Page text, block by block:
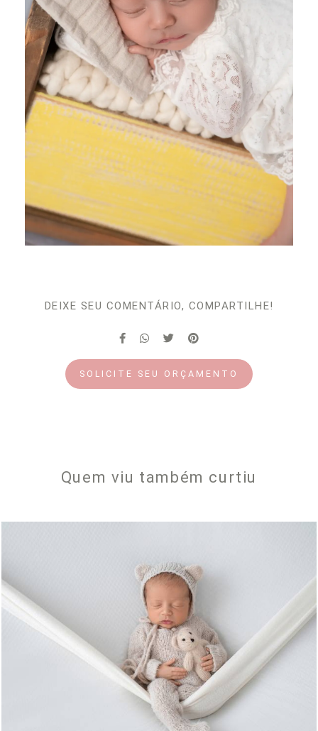
DEIXE SEU COMENTÁRIO, COMPARTILHE!
SOLICITE SEU ORÇAMENTO
Quem viu também curtiu
526 0